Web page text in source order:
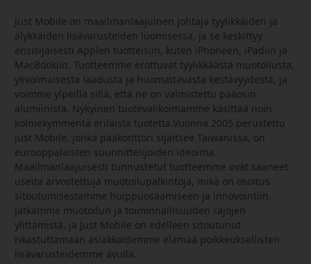
Just Mobile on maailmanlaajuinen johtaja tyylikkäiden ja
älykkäiden lisävarusteiden luomisessa, ja se keskittyy
ensisijaisesti Applen tuotteisiin, kuten iPhoneen, iPadiin ja
MacBookiin. Tuotteemme erottuvat tyylikkäästä muotoilusta,
ylivoimaisesta laadusta ja huomattavasta kestävyydestä, ja
voimme ylpeillä sillä, että ne on valmistettu pääosin
alumiinista. Nykyinen tuotevalikoimamme käsittää noin
kolmekymmentä erilaista tuotetta.Vuonna 2005 perustettu
Just Mobile, jonka pääkonttori sijaitsee Taiwanissa, on
eurooppalaisten suunnittelijoiden ideoima.
Maailmanlaajuisesti tunnustetut tuotteemme ovat saaneet
useita arvostettuja muotoilupalkintoja, mikä on osoitus
sitoutumisestamme huippuosaamiseen ja innovointiin.
Jatkamme muotoilun ja toiminnallisuuden rajojen
ylittämistä, ja Just Mobile on edelleen sitoutunut
rikastuttamaan asiakkaidemme elämää poikkeuksellisten
lisävarusteidemme avulla.